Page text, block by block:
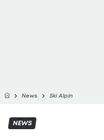
News Ski Alpin
NEWS